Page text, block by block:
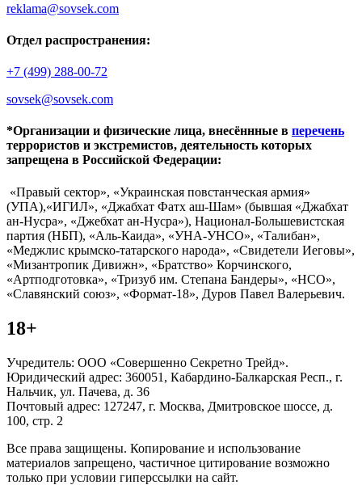
reklama@sovsek.com
Отдел распространения:
+7 (499) 288-00-72
sovsek@sovsek.com
*Организации и физические лица, внесённные в перечень
террористов и экстремистов, деятельность которых
запрещена в Российской Федерации:
«Правый сектор», «Украинская повстанческая армия»
(УПА),«ИГИЛ», «Джабхат Фатх аш-Шам» (бывшая «Джабхат
ан-Нусра», «Джебхат ан-Нусра»), Национал-Большевистская
партия (НБП), «Аль-Каида», «УНА-УНСО», «Талибан»,
«Меджлис крымско-татарского народа», «Свидетели Иеговы»,
«Мизантропик Дивижн», «Братство» Корчинского,
«Артподготовка», «Тризуб им. Степана Бандеры», «НСО»,
«Славянский союз», «Формат-18», Дуров Павел Валерьевич.
18+
Учредитель: ООО «Совершенно Секретно Трейд».
Юридический адрес: 360051, Кабардино-Балкарская Респ., г.
Нальчик, ул. Пачева, д. 36
Почтовый адрес: 127247, г. Москва, Дмитровское шоссе, д.
100, стр. 2
Все права защищены. Копирование и использование
материалов запрещено, частичное цитирование возможно
только при условии гиперссылки на сайт.